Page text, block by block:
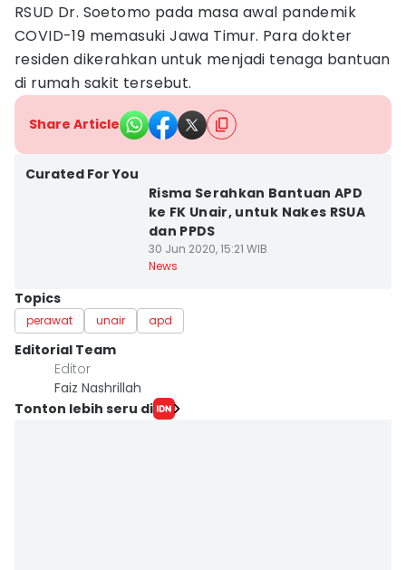
RSUD Dr. Soetomo pada masa awal pandemik
COVID-19 memasuki Jawa Timur. Para dokter
residen dikerahkan untuk menjadi tenaga bantuan
di rumah sakit tersebut.
Share Article
Curated For You
Risma Serahkan Bantuan APD
ke FK Unair, untuk Nakes RSUA
dan PPDS
30 Jun 2020, 15:21 WIB
News
Topics
perawat unair apd
Editorial Team
Editor
Faiz Nashrillah
Tonton lebih seru di